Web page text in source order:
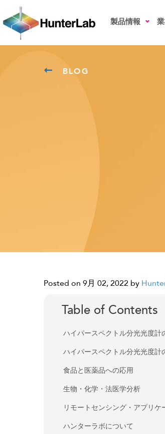
製品情報
BLOG
Posted on 9月 02, 2022 by
Table of Contents
ハイパースペクトル分光光度計
ハイパースペクトル分光光度計
食品と医薬品への応用
生物・化学・法医学分析
リモートセンシング・アプリケ
ハンターラボについて